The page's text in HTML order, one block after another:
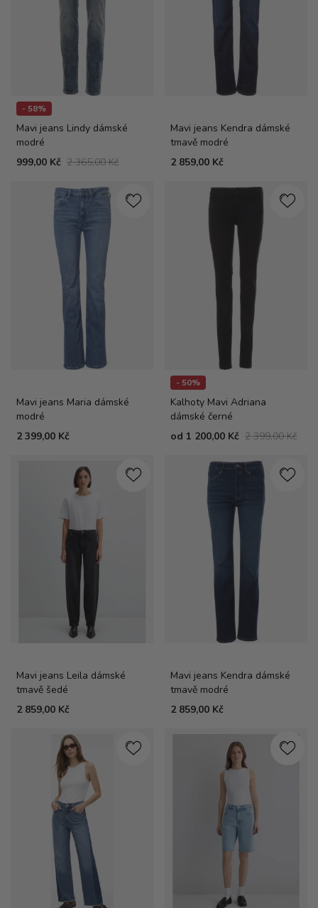
- 58%
Mavi jeans Lindy dámské
modré
999,00 Kč 2 365,00 Kč
Mavi jeans Kendra dámské
tmavě modré
2 859,00 Kč
Mavi jeans Maria dámské
modré
2 399,00 Kč
- 50%
Kalhoty Mavi Adriana
dámské černé
od 1 200,00 Kč 2 399,00 Kč
Mavi jeans Leila dámské
tmavě šedé
2 859,00 Kč
Mavi jeans Kendra dámské
tmavě modré
2 859,00 Kč